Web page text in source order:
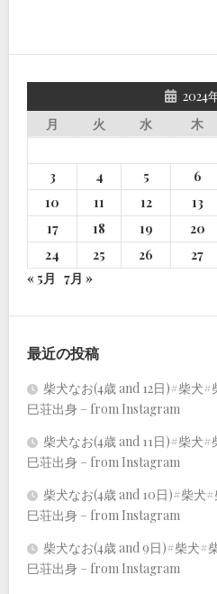
2024
月
火 水 木
3
4 5 6
10
11 12 13
17
18 19 20
24
25 26 27
« 5月 7月 »
最近の投稿
柴犬なお(4歳 and 12日)#柴犬
巳荘出身 – from Instagram
柴犬なお(4歳 and 11日)#柴犬
巳荘出身 – from Instagram
柴犬なお(4歳 and 10日)#柴犬
巳荘出身 – from Instagram
柴犬なお(4歳 and 9日)#柴犬#
巳荘出身 – from Instagram